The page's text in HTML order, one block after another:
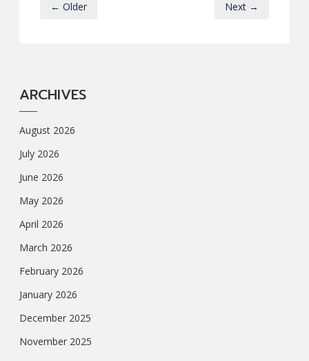
← Older Next →
ARCHIVES
August 2026
July 2026
June 2026
May 2026
April 2026
March 2026
February 2026
January 2026
December 2025
November 2025